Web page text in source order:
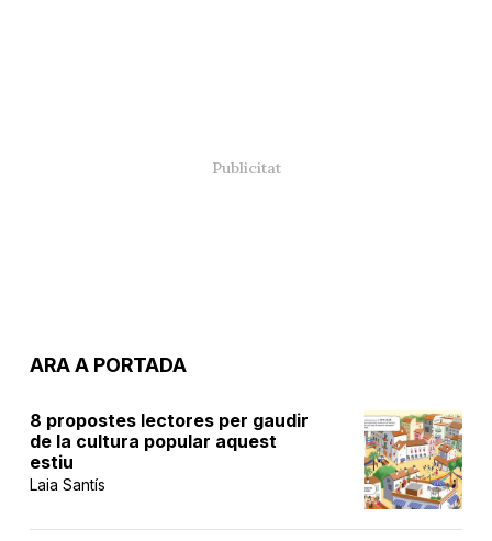
ARA A PORTADA
8 propostes lectores per gaudir
de la cultura popular aquest
estiu
Laia Santís